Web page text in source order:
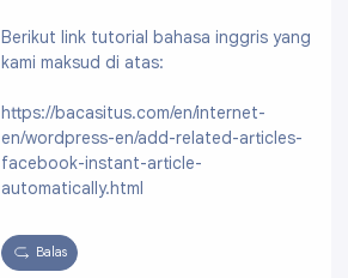
Berikut link tutorial bahasa inggris yang
kami maksud di atas:
https://bacasitus.com/en/internet-
en/wordpress-en/add-related-articles-
facebook-instant-article-
automatically.html
Balas